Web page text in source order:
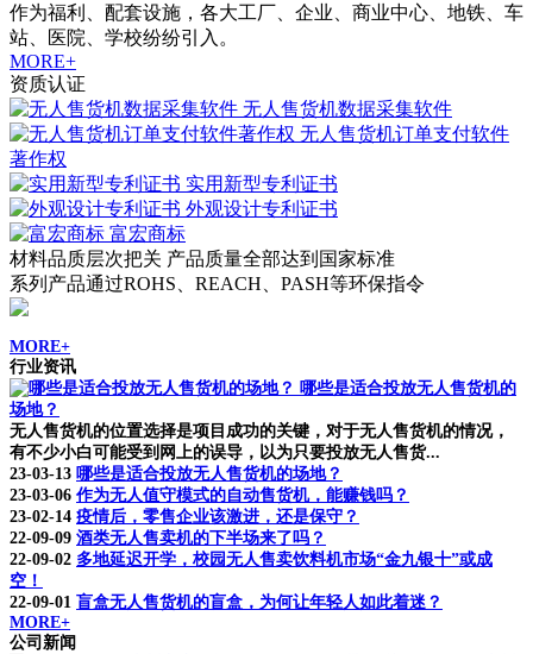
作为福利、配套设施，各大工厂、企业、商业中心、地铁、车
站、医院、学校纷纷引入。
MORE+
资质认证
无人售货机数据采集软件
无人售货机订单支付软件
著作权
实用新型专利证书
外观设计专利证书
富宏商标
材料品质层次把关 产品质量全部达到国家标准
系列产品通过ROHS、REACH、PASH等环保指令
MORE+
行业资讯
哪些是适合投放无人售货机的
场地？
无人售货机的位置选择是项目成功的关键，对于无人售货机的情况，
有不少小白可能受到网上的误导，以为只要投放无人售货...
23-03-13 哪些是适合投放无人售货机的场地？
23-03-06 作为无人值守模式的自动售货机，能赚钱吗？
23-02-14 疫情后，零售企业该激进，还是保守？
22-09-09 酒类无人售卖机的下半场来了吗？
22-09-02 多地延迟开学，校园无人售卖饮料机市场“金九银十”或成
空！
22-09-01 盲盒无人售货机的盲盒，为何让年轻人如此着迷？
MORE+
公司新闻